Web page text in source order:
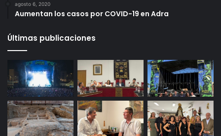
agosto 6, 2020
Aumentan los casos por COVID-19 en Adra
Últimas publicaciones